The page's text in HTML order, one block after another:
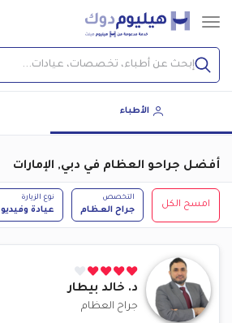
إبحث عن أطباء، تخصصات، عيادات...
الأطباء
أفضل جراحو العظام في دبي, الإمارات
امسح الكل
التخصص
جراح العظام
نوع الزيارة
عيادة وفيديو
د. خالد بيطار
جراح العظام